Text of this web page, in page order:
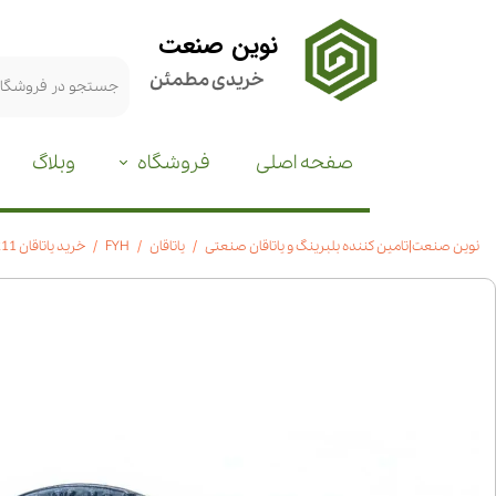
نوین صنعت
خریدی مطمئن
صفحه اصلی فروشگاه وبلاگ
نوین صنعت|تامین کننده بلبرینگ و یاتاقان صنعتی یاتاقان FYH خرید یاتاقان UCFL 211 | برند FYH ژاپن | استعلام قیمت